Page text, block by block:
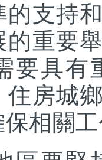
的支持
重要
要具有
房城
相關